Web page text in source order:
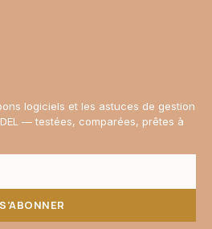
logiciels et les astuces de gestion
— testées, comparées, prêtes à
S’ABONNER